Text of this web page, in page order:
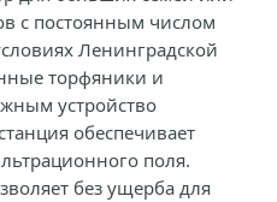
с постоянным числом
Ленинградской
торфяники и
устройство
обеспечивает
поля.
без ущерба для